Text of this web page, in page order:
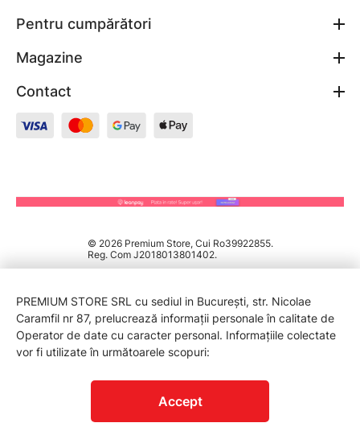
Pentru cumpărători
Magazine
Contact
© 2026 Premium Store, Cui Ro39922855.
Reg. Com J2018013801402.
PREMIUM STORE SRL cu sediul in București, str. Nicolae
Caramfil nr 87, prelucrează informații personale în calitate de
Operator de date cu caracter personal. Informațiile colectate
vor fi utilizate în următoarele scopuri:
Accept